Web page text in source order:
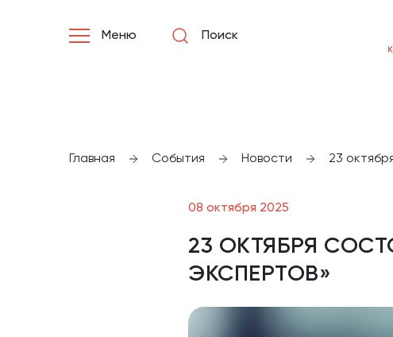
Меню Поиск
Главная События Новости 23
08 октября 2025
23 ОКТЯБРЯ
ЭКСПЕРТОВ»